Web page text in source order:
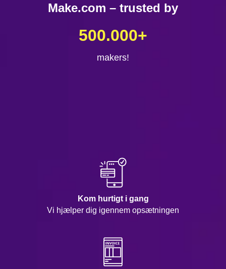
Make.com – trusted by
makers!
500.000+
Kom hurtigt i gang
Vi hjælper dig igennem opsætningen